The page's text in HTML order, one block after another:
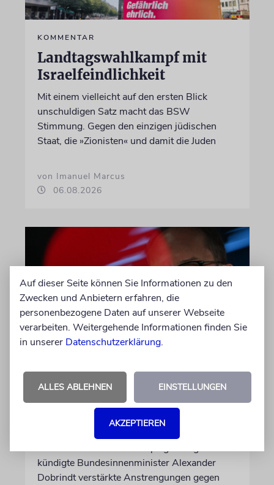
KOMMENTAR
Landtagswahlkampf mit
Israelfeindlichkeit
Mit einem vielleicht auf den ersten Blick
unschuldigen Satz macht das BSW
Stimmung. Gegen den einzigen jüdischen
Staat, die »Zionisten« und damit die Juden
von Imanuel Marcus
06.08.2026
Dobrindt: Deutsche
Drohnenabwehr mit
Unterstützung Israels
Nach dem Fund einer mit Sprengstoff
bestückten Drohne am Leipziger Flughafen
kündigte Bundesinnenminister Alexander
Dobrindt verstärkte Anstrengungen gegen
Auf dieser Seite können Sie Informationen zu den
Zwecken und Anbietern erfahren, die
personenbezogene Daten auf unserer Webseite
verarbeiten. Weitergehende Informationen finden Sie
in unserer Datenschutzerklärung.
ALLES ABLEHNEN EINSTELLUNGEN
AKZEPTIEREN